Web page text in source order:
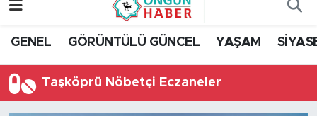
GENEL GÖRÜNTÜLÜ GÜNCEL YAŞAM
Taşköprü Nöbetçi Eczaneler
Trafik Durumu
Tüm Manşetler